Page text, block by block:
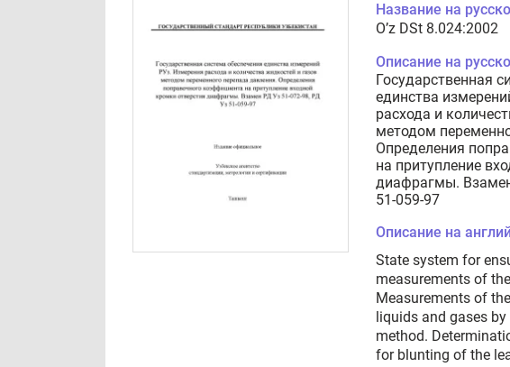
Название на
O’z DSt 8.024:2002
Описание на
Государственная
единства
расхода и
методом
Определения
на притупление
диафрагмы.
51-059-97
Описание на
State system for
measurements of
Measurements of
liquids and gases
method.
for blunting of the